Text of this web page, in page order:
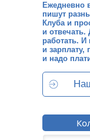
Ежедневно
пишут
Клуба и
и отвечать.
работать. И
и
и надо